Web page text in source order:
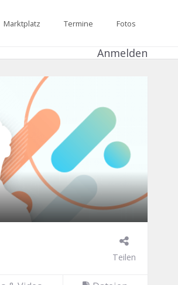
Marktplatz Termine Fotos
Anmelden
Teilen